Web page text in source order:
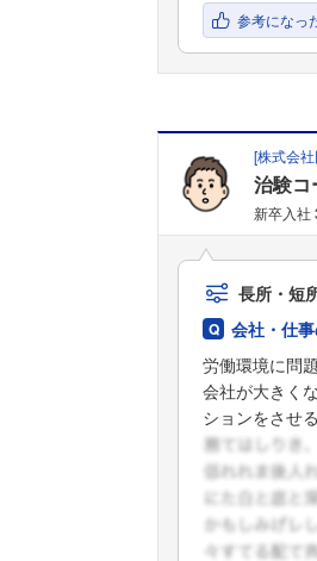
参考になっ
[株式会
治験コ
新卒入社
長所・短
会社・仕
労働環境に問
会社が大きく
ションをさせ